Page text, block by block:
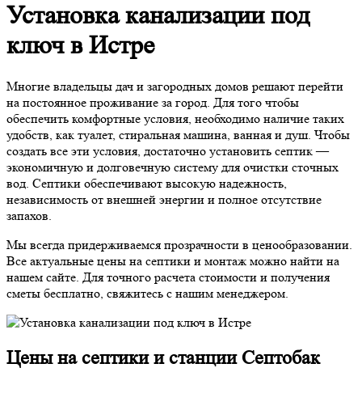
Установка канализации под
ключ в Истре
Многие владельцы дач и загородных домов решают перейти
на постоянное проживание за город. Для того чтобы
обеспечить комфортные условия, необходимо наличие таких
удобств, как туалет, стиральная машина, ванная и душ. Чтобы
создать все эти условия, достаточно установить септик —
экономичную и долговечную систему для очистки сточных
вод. Септики обеспечивают высокую надежность,
независимость от внешней энергии и полное отсутствие
запахов.
Мы всегда придерживаемся прозрачности в ценообразовании.
Все актуальные цены на септики и монтаж можно найти на
нашем сайте. Для точного расчета стоимости и получения
сметы бесплатно, свяжитесь с нашим менеджером.
Цены на септики и станции Септобак